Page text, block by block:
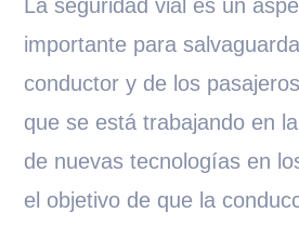
La seguridad vial es un
importante para
conductor y de los
que se está trabajando en
de nuevas tecnologías en
el objetivo de que la